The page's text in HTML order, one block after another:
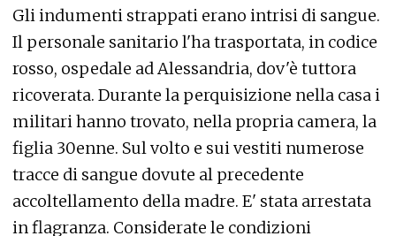
Gli indumenti strappati erano intrisi di sangue.
Il personale sanitario l'ha trasportata, in codice
rosso, ospedale ad Alessandria, dov'è tuttora
ricoverata. Durante la perquisizione nella casa i
militari hanno trovato, nella propria camera, la
figlia 30enne. Sul volto e sui vestiti numerose
tracce di sangue dovute al precedente
accoltellamento della madre. E' stata arrestata
in flagranza. Considerate le condizioni